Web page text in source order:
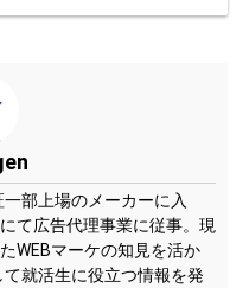
部上場のメーカーに入
て広告代理事業に従事。現
WEBマーケの知見を活か
就活生に役立つ情報を発